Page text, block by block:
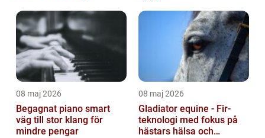
08 maj 2026
Begagnat piano smart
väg till stor klang för
mindre pengar
08 maj 2026
Gladiator equine - Fir-
teknologi med fokus på
hästars hälsa och